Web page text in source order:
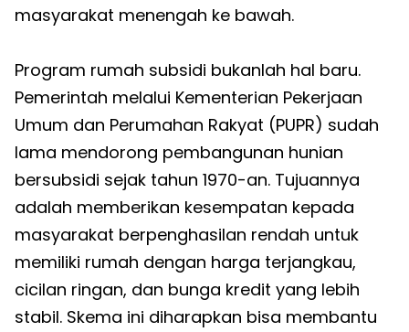
masyarakat menengah ke bawah.
Program rumah subsidi bukanlah hal baru.
Pemerintah melalui Kementerian Pekerjaan
Umum dan Perumahan Rakyat (PUPR) sudah
lama mendorong pembangunan hunian
bersubsidi sejak tahun 1970-an. Tujuannya
adalah memberikan kesempatan kepada
masyarakat berpenghasilan rendah untuk
memiliki rumah dengan harga terjangkau,
cicilan ringan, dan bunga kredit yang lebih
stabil. Skema ini diharapkan bisa membantu